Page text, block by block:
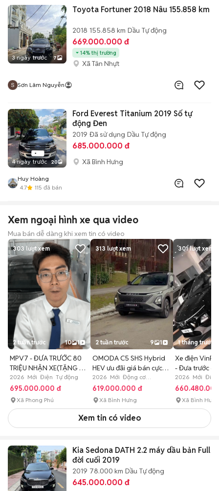
3 ngày trước 7
Toyota Fortuner 2018 Nâu 155.858 km
2018 155.858 km Dầu Tự động
669.000.000 đ
14% thị trường
Xã Tân Nhựt
Sơn Lâm Nguyễn
4 ngày trước 20
Ford Everest Titanium 2019 Số tự
động Đen
2019 Đã sử dụng Dầu Tự động
685.000.000 đ
Xã Bình Hưng
Huy Hoàng
4.7
115 đã bán
Xem ngoại hình xe qua video
Mua bán dễ dàng khi xem tin có video
303 lượt xem
2 tuần trước 10 1
MPV7 - ĐƯA TRƯỚC 80
TRIỆU NHẬN XE(TẶNG 2
NĂM BHTV)
2026 Mới Điện Tự động
695.000.000 đ
Xã Phong Phú
313 lượt xem
2 tuần trước 9 1
OMODA C5 SHS Hybrid
HEV ưu đãi giá bán cực
tốt
2026 Mới Động cơ
Hybrid Tự động
619.000.000 đ
Xã Bình Hưng
301lượt xem
1 tháng trước
Xe điện
- Đưa trước
2026 Mới Điện
Xã Bình Hưng
Xem tin có video
Kia Sedona DATH 2.2 máy dầu bản Full
đời cuối 2019
2019 78.000 km Dầu Tự động
645.000.000 đ